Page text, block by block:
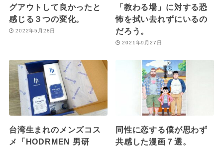
グアウトして良かったと
感じる３つの変化。
2022年5月28日
「教わる場」に対する恐
怖を拭い去れずにいるの
だろう。
2021年9月27日
台湾生まれのメンズコス
メ「HODRMEN 男研
同性に恋する僕が思わず
共感した漫画７選。